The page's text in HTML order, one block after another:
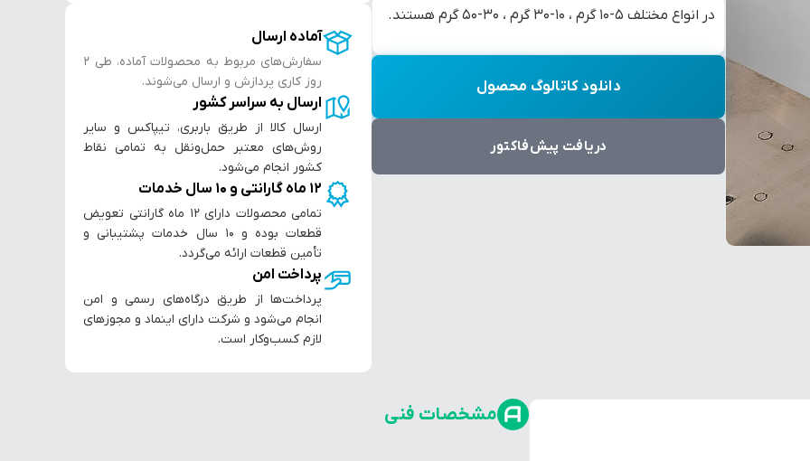
در انواع مختلف 5-10 گرم ، 10-30 گرم ، 30-50 گرم هستند.
دانلود کاتالوگ محصول
دریافت پیش‌فاکتور
آماده ارسال
سفارش‌های مربوط به محصولات آماده، طی ۲
روز کاری پردازش و ارسال می‌شوند.
ارسال به سراسر کشور
ارسال کالا از طریق باربری، تیپاکس و سایر
روش‌های معتبر حمل‌ونقل به تمامی نقاط
کشور انجام می‌شود.
۱۲ ماه گارانتی و ۱۰ سال خدمات
تمامی محصولات دارای ۱۲ ماه گارانتی تعویض
قطعات بوده و ۱۰ سال خدمات پشتیبانی و
تأمین قطعات ارائه می‌گردد.
پرداخت امن
پرداخت‌ها از طریق درگاه‌های رسمی و امن
انجام می‌شود و شرکت دارای اینماد و مجوزهای
لازم کسب‌وکار است.
مشخصات فنی